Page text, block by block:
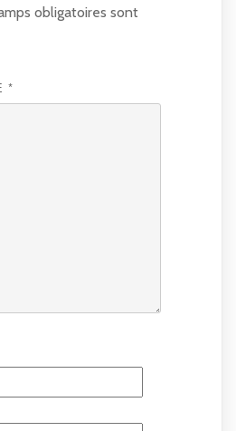
obligatoires sont
*